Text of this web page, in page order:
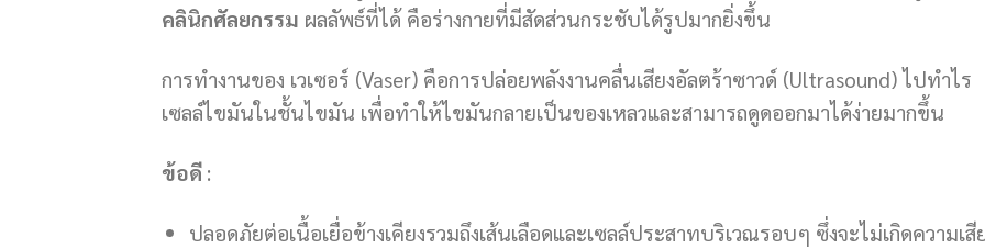
คลินิกศัลยกรรม ผลลัพธ์ที่ได้ คือร่างกายที่มีสัดส่วนกระชับได้รูปมากยิ่งขึ้น
การทำงานของ เวเซอร์ (Vaser) คือการปล่อยพลังงานคลื่นเสียงอัลตร้าซาวด์ (Ultrasound) ไปทำไร
เซลล์ไขมันในชั้นไขมัน เพื่อทำให้ไขมันกลายเป็นของเหลวและสามารถดูดออกมาได้ง่ายมากขึ้น
ข้อดี :
ปลอดภัยต่อเนื้อเยื่อข้างเคียงรวมถึงเส้นเลือดและเซลล์ประสาทบริเวณรอบๆ ซึ่งจะไม่เกิดความเสี